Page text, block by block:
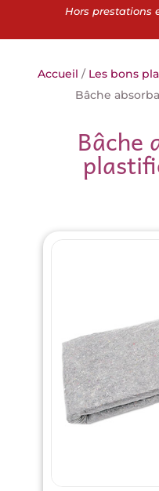
Hors prestations
Accueil / Les bons
Bâche
Bâche